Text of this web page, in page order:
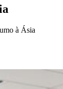
à Ásia